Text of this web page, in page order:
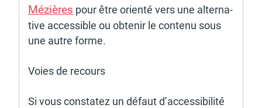
Mézières pour être orienté vers une alter­na­
tive acces­sible ou obte­nir le contenu sous
une autre forme.
Voies de recours
Si vous consta­tez un défaut d’ac­ces­si­bi­lité